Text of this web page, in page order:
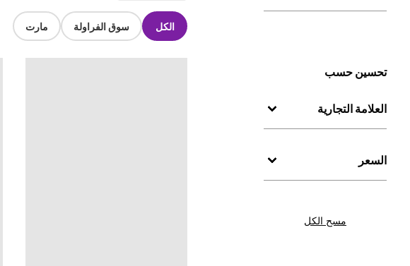
تحسين حسب
العلامة التجارية
السعر
مسح الكل
الكل سوق الفراولة مارت